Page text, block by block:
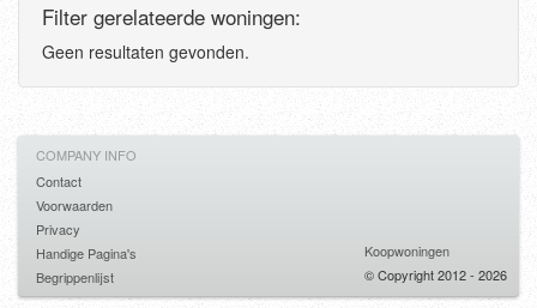
Filter gerelateerde woningen:
Geen resultaten gevonden.
COMPANY INFO
Contact
Voorwaarden
Privacy
Handige Pagina's
Begrippenlijst
Koopwoningen
© Copyright 2012 - 2026